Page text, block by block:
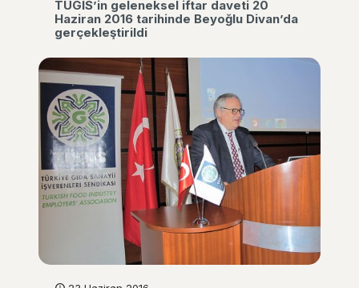
TÜGİS’in geleneksel iftar daveti 20
Haziran 2016 tarihinde Beyoğlu Divan’da
gerçekleştirildi